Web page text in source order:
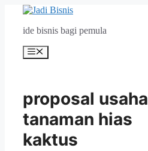
Langsung
ide bisnis bagi pemula
Menu
proposal usaha
tanaman hias
kaktus